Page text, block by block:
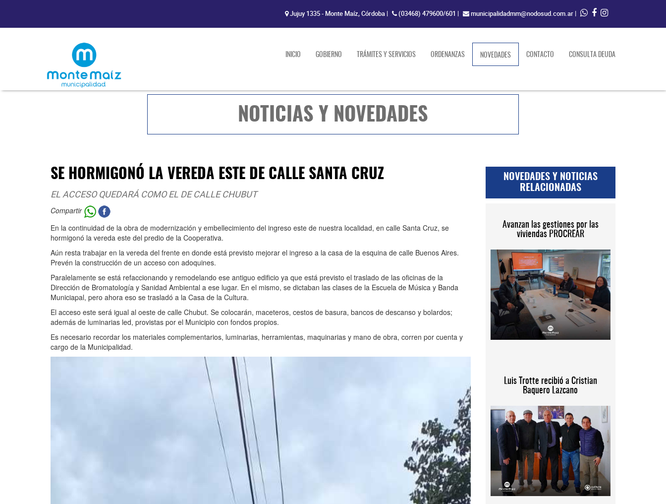
Jujuy 1335 - Monte Maíz, Córdoba | (03468) 479600/601 | municipalidadmm@nodosud.com.ar |
INICIO GOBIERNO TRÁMITES Y SERVICIOS ORDENANZAS NOVEDADES(current)CONTACTO CONSULTA DEUDA
NOTICIAS Y NOVEDADES
SE HORMIGONÓ LA VEREDA ESTE DE CALLE SANTA CRUZ
EL ACCESO QUEDARÁ COMO EL DE CALLE CHUBUT
Compartir
En la continuidad de la obra de modernización y embellecimiento del ingreso este de nuestra localidad, en calle Santa Cruz, se
hormigonó la vereda este del predio de la Cooperativa.
Aún resta trabajar en la vereda del frente en donde está previsto mejorar el ingreso a la casa de la esquina de calle Buenos Aires.
Prevén la construcción de un acceso con adoquines.
Paralelamente se está refaccionando y remodelando ese antiguo edificio ya que está previsto el traslado de las oficinas de la
Dirección de Bromatología y Sanidad Ambiental a ese lugar. En el mismo, se dictaban las clases de la Escuela de Música y Banda
Municiapal, pero ahora eso se trasladó a la Casa de la Cultura.
El acceso este será igual al oeste de calle Chubut. Se colocarán, maceteros, cestos de basura, bancos de descanso y bolardos;
además de luminarias led, provistas por el Municipio con fondos propios.
Es necesario recordar los materiales complementarios, luminarias, herramientas, maquinarias y mano de obra, corren por cuenta y
cargo de la Municipalidad.
NOVEDADES Y NOTICIAS
RELACIONADAS
Avanzan las gestiones por las
viviendas PROCREAR
Luis Trotte recibió a Cristian
Baquero Lazcano